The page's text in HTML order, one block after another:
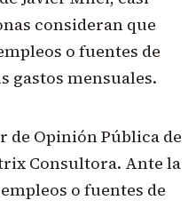
consideran que
o fuentes de
gastos mensuales.
de Opinión Pública de
Consultora. Ante la
o fuentes de